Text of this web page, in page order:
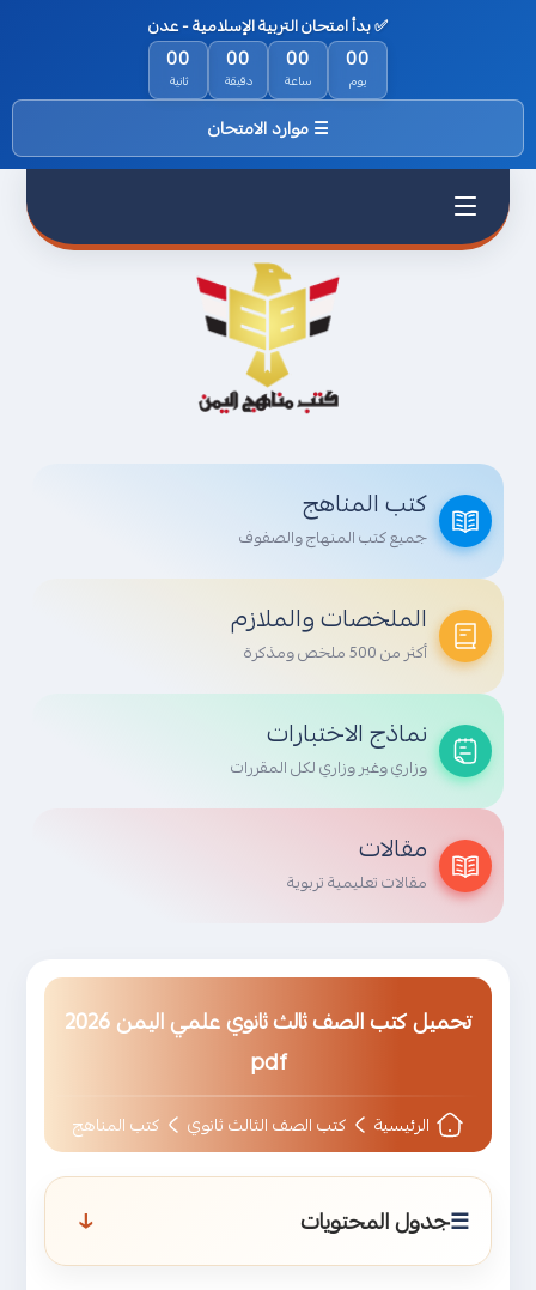
من نحن
السياسة
والخصوصية
كتب المناهج
جميع كتب المنهاج والصفوف
الملخصات والملازم
أكثر من 500 ملخص ومذكرة
نماذج الاختبارات
وزاري وغير وزاري لكل المقررات
مقالات
مقالات تعليمية تربوية
تحميل كتب الصف ثالث ثانوي علمي اليمن 2026
pdf
الرئيسية كتب الصف الثالث ثانوي كتب المناهج
جدول المحتويات ↑
تحميل وتنزيل كتب الصف الثالث ثانوي
✅ بدأ امتحان التربية الإسلامية - عدن
00
يوم
00
ساعة
00
دقيقة
00
ثانية
☰ موارد الامتحان